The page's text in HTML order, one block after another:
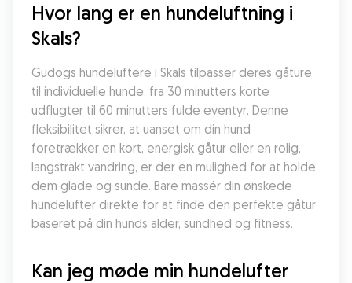
Hvor lang er en hundeluftning i
Skals?
Gudogs hundeluftere i Skals tilpasser deres gåture
til individuelle hunde, fra 30 minutters korte
udflugter til 60 minutters fulde eventyr. Denne
fleksibilitet sikrer, at uanset om din hund
foretrækker en kort, energisk gåtur eller en rolig,
langstrakt vandring, er der en mulighed for at holde
dem glade og sunde. Bare massér din ønskede
hundelufter direkte for at finde den perfekte gåtur
baseret på din hunds alder, sundhed og fitness.
Kan jeg møde min hundelufter